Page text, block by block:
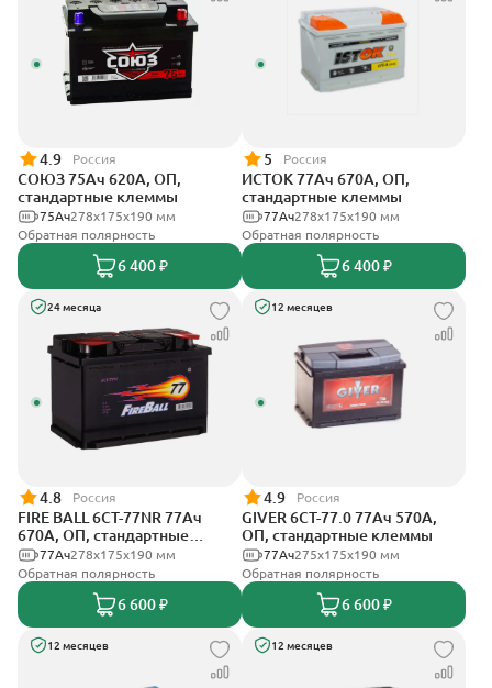
4.9 Россия
СОЮЗ 75Ач 620А, ОП,
стандартные клеммы
278x175x190 мм
75Ач
Обратная полярность
6 400 ₽
5 Россия
ИСТОК 77Ач 670А, ОП,
стандартные клеммы
278x175x190 мм
77Ач
Обратная полярность
6 400 ₽
24 месяца
4.8 Россия
FIRE BALL 6СТ-77NR 77Ач
670А, ОП, стандартные
клеммы278x175x190 мм
77Ач
Обратная полярность
6 600 ₽
12 месяцев
4.9 Россия
GIVER 6СТ-77.0 77Ач 570А,
ОП, стандартные клеммы
275х175х190 мм
77Ач
Обратная полярность
6 600 ₽
12 месяцев 12 месяцев